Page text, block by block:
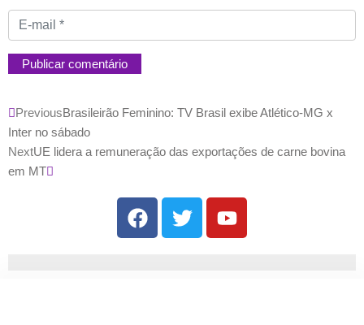
PreviousBrasileirão Feminino: TV Brasil exibe Atlético-MG x
Inter no sábado
NextUE lidera a remuneração das exportações de carne bovina
em MT